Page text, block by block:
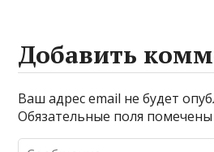
Добавить
Ваш адрес email не будет
Обязательные поля